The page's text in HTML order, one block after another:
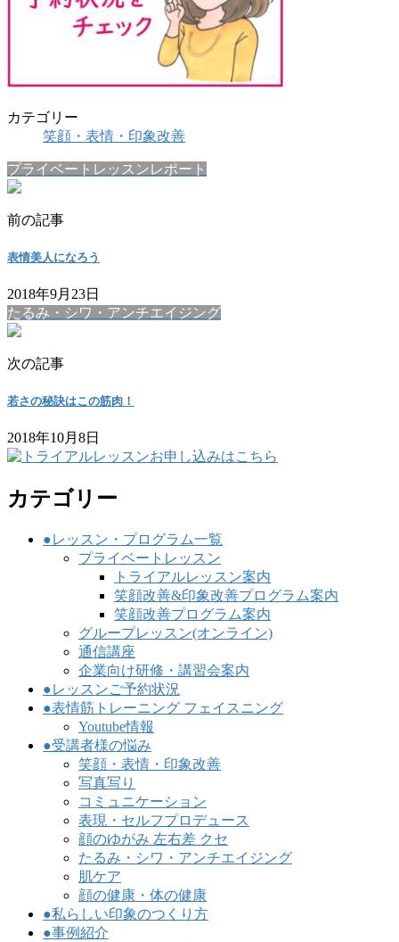
カテゴリー
笑顔・表情・印象改善
プライベートレッスンレポート
前の記事
表情美人になろう
2018年9月23日
たるみ・シワ・アンチエイジング
次の記事
若さの秘訣はこの筋肉！
2018年10月8日
カテゴリー
●レッスン・プログラム一覧
プライベートレッスン
トライアルレッスン案内
笑顔改善&印象改善プログラム案内
笑顔改善プログラム案内
グループレッスン(オンライン)
通信講座
企業向け研修・講習会案内
●レッスンご予約状況
●表情筋トレーニング フェイスニング
Youtube情報
●受講者様の悩み
笑顔・表情・印象改善
写真写り
コミュニケーション
表現・セルフプロデュース
顔のゆがみ 左右差 クセ
たるみ・シワ・アンチエイジング
肌ケア
顔の健康・体の健康
●私らしい印象のつくり方
●事例紹介